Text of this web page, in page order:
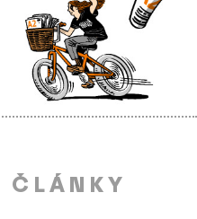
ČLÁNKY